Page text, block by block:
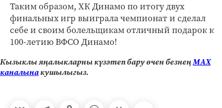
Таким образом, ХК Динамо по итогу двух
финальных игр выиграла чемпионат и сделал
себе и своим болельщикам отличный подарок к
100-летию ВФСО Динамо!
Кызыклы яңалыкларны күзәтеп бару өчен безнеңМАХ
каналынакушылыгыз.